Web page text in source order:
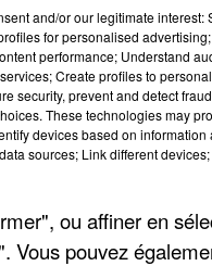
49 sec
and/or our legitimate interest:
for personalised
performance; Understand
Create profiles to
security, prevent and detect
These technologies may
devices based on information
sources; Link different
ou affiner en
Vous pouvez